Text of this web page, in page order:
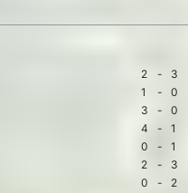
2 -
3
1 -
0
3 -
0
4 -
1
0 -
1
2 -
3
0 -
2